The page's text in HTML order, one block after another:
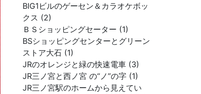
BIG1ビルのゲーセン＆カラオケボッ
クス (2)
ＢＳショッピングセーター (1)
BSショッピングセンターとグリーン
ストア大石 (1)
JRのオレンジと緑の快速電車 (3)
JR三ノ宮と西ノ宮 の“ノ”の字 (1)
JR三ノ宮駅のホームから見えてい